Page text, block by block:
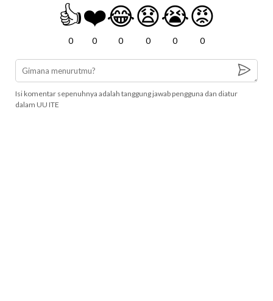
👍
0
❤️
0
😂
0
😧
0
😭
0
😡
0
Isi komentar sepenuhnya adalah tanggung jawab pengguna dan diatur
dalam UU ITE